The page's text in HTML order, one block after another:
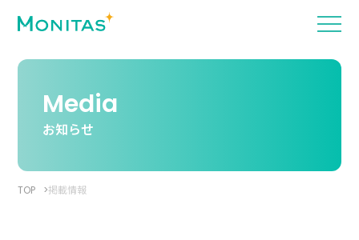
Media
お知らせ
TOP 掲載情報